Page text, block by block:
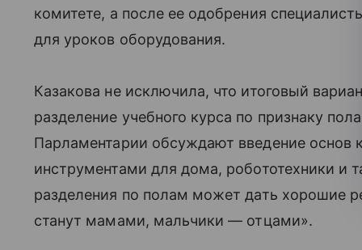
комитете, а после ее одобрения
для уроков оборудования.
Казакова не исключила, что итоговый
разделение учебного курса по признаку
Парламентарии обсуждают введение основ
инструментами для дома, робототехники и
разделения по полам может дать хорошие
станут мамами, мальчики — отцами».